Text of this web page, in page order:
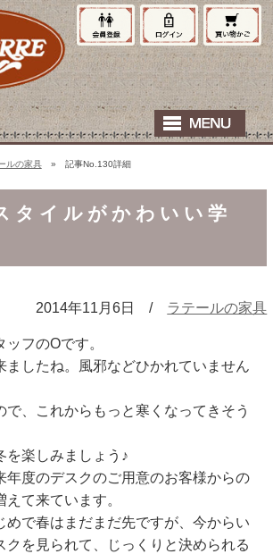
ルの家具» 記事No.130詳細
タイルがかわいい学
2014年11月6日 / ラテールの家具
フのOです。
ましたね。風邪などひかれていません
で、これからもっと寒くなってきそう
を楽しみましょう♪
年度のデスクのご用意のお客様からの
て来ています。
めで春はまだまだ先ですが、今からい
クを見られて、じっくりと決められる